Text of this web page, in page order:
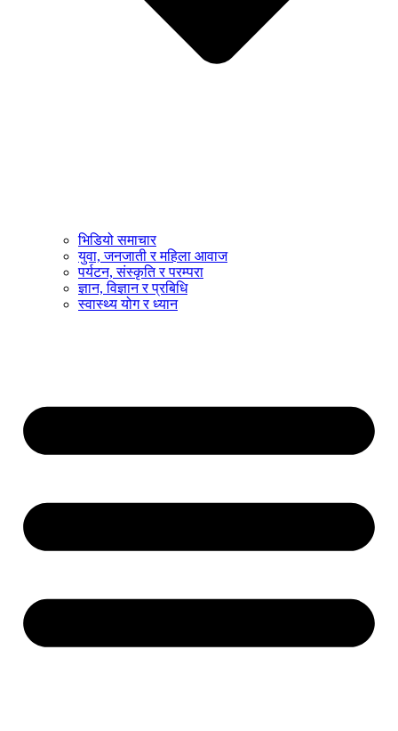
भिडियो समाचार
युवा, जनजाती र महिला आवाज
पर्यटन, संस्कृति र परम्परा
ज्ञान, विज्ञान र प्रबिधि
स्वास्थ्य योग र ध्यान